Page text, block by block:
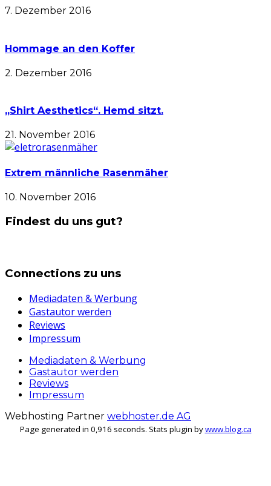
7. Dezember 2016
Hommage an den Koffer
2. Dezember 2016
„Shirt Aesthetics“. Hemd sitzt.
21. November 2016
Extrem männliche Rasenmäher
10. November 2016
Findest du uns gut?
Connections zu uns
Mediadaten & Werbung
Gastautor werden
Reviews
Impressum
Mediadaten & Werbung
Gastautor werden
Reviews
Impressum
Webhosting Partner webhoster.de AG
Page generated in 0,916 seconds. Stats plugin bywww.blog.ca